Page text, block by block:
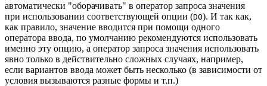
автоматически "оборачивать" в оператор запроса значения
при использовании соответствующей опции (DO). И так как,
как правило, значение вводится при помощи одного
оператора ввода, по умолчанию рекомендуются использовать
именно эту опцию, а оператор запроса значения использовать
явно только в действительно сложных случаях, например,
если вариантов ввода может быть несколько (в зависимости от
условия вызываются разные формы и т.п.)